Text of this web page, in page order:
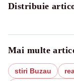
Distribuie
Mai multe
stiri Buzau